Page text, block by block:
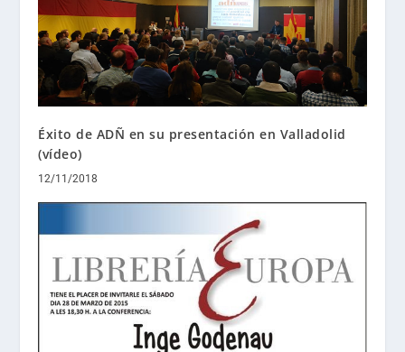
Éxito de ADÑ en su presentación en Valladolid
(vídeo)
12/11/2018